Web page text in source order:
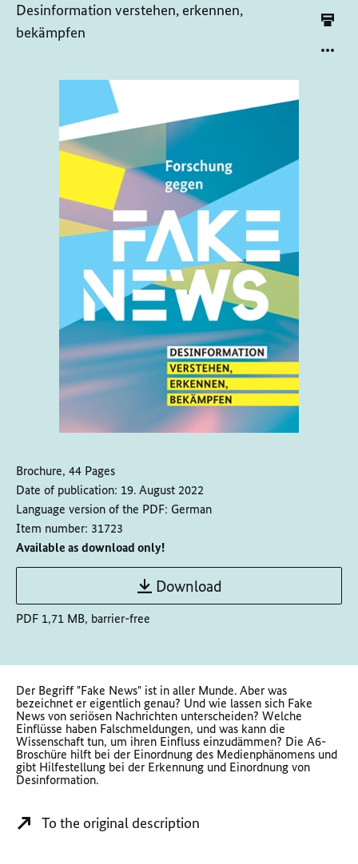
Desinformation verstehen, erkennen,
bekämpfen
Brochure, 44 Pages
Date of publication: 19. August 2022
Language version of the PDF: German
Item number: 31723
Available as download only!
Download
PDF 1,71 MB, barrier-free
Der Begriff "Fake News" ist in aller Munde. Aber was
bezeichnet er eigentlich genau? Und wie lassen sich Fake
News von seriösen Nachrichten unterscheiden? Welche
Einflüsse haben Falschmeldungen, und was kann die
Wissenschaft tun, um ihren Einfluss einzudämmen? Die A6-
Broschüre hilft bei der Einordnung des Medienphänomens und
gibt Hilfestellung bei der Erkennung und Einordnung von
Desinformation.
To the original description